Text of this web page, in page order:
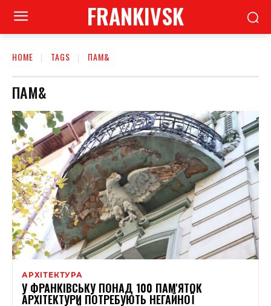
FRANKIVSK
HOME TAGS ПАМ&
ПАМ&
АРХІТЕКТУРА
У ФРАНКІВСЬКУ ПОНАД 100 ПАМ'ЯТОК
АРХІТЕКТУРИ ПОТРЕБУЮТЬ НЕГАЙНОЇ